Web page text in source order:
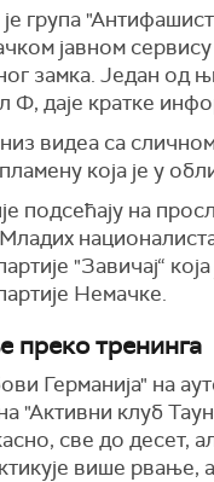
група
јавном
замка. Један од
Ф, даје кратке
низ видеа са
која је у
подсећају на
"Завичај“
Немачке.
преко тренинга
Германија" на
"Активни клуб
све до десет,
више рвање,